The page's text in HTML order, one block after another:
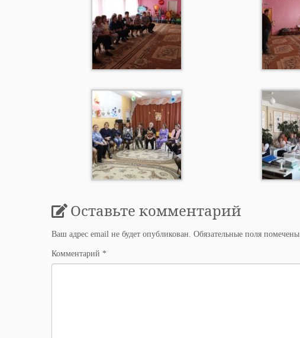
Оставьте комментарий
Ваш адрес email не будет опубликован. Обязательные поля помечены
Комментарий *